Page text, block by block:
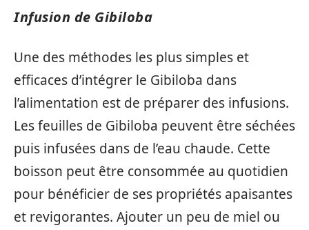
Infusion de Gibiloba
Une des méthodes les plus simples et
efficaces d’intégrer le Gibiloba dans
l’alimentation est de préparer des infusions.
Les feuilles de Gibiloba peuvent être séchées
puis infusées dans de l’eau chaude. Cette
boisson peut être consommée au quotidien
pour bénéficier de ses propriétés apaisantes
et revigorantes. Ajouter un peu de miel ou